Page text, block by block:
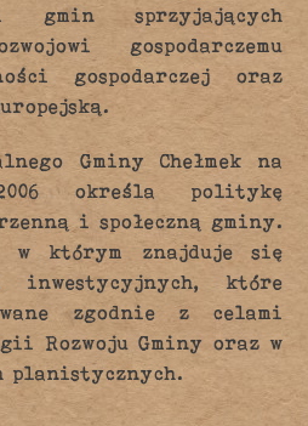
gmin sprzyjających
gospodarczemu
gospodarczej oraz
Gminy Chełmek na
określa politykę
i społeczną gminy.
w którym znajduje się
inwestycyjnych, które
zgodnie z celami
Rozwoju Gminy oraz w
planistycznych.